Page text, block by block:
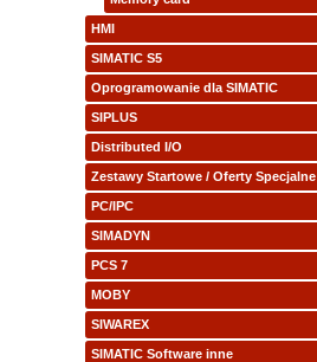
HMI
SIMATIC S5
Oprogramowanie dla SIMATIC
SIPLUS
Distributed I/O
Zestawy Startowe / Oferty Specjalne
PC/IPC
SIMADYN
PCS 7
MOBY
SIWAREX
SIMATIC Software inne